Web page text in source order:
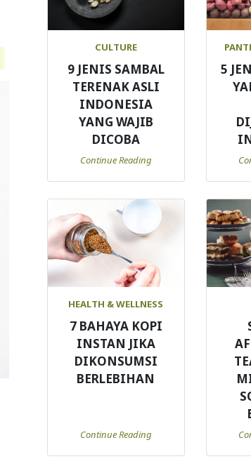
CULTURE
9 JENIS SAMBAL
TERENAK ASLI
INDONESIA
YANG WAJIB
DICOBA
Continue Reading
5
HEALTH & WELLNESS
7 BAHAYA KOPI
INSTAN JIKA
DIKONSUMSI
BERLEBIHAN
Continue Reading